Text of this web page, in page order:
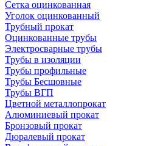
Сетка оцинкованная
Уголок оцинкованный
Трубный прокат
Оцинкованные трубы
Электросварные трубы
Трубы в изоляции
Трубы профильные
Трубы Бесшовные
Трубы ВГП
Цветной металлопрокат
Алюминиевый прокат
Бронзовый прокат
Дюралевый прокат